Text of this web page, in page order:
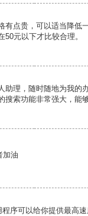
有点贵，可以适当降低
50元以下才比较合理。
助理，随时随地为我的
搜索功能非常强大，能
加油
序可以给你提供最高